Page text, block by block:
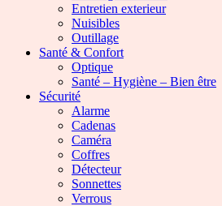
Entretien exterieur
Nuisibles
Outillage
Santé & Confort
Optique
Santé – Hygiène – Bien être
Sécurité
Alarme
Cadenas
Caméra
Coffres
Détecteur
Sonnettes
Verrous